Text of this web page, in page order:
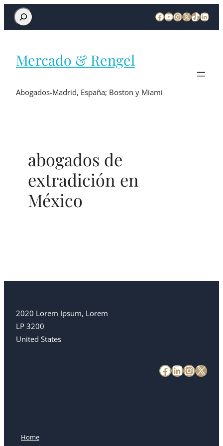
Mercado & Rengel
Abogados-Madrid, España; Boston y Miami
abogados de
extradición en
México
2020 Lorem Ipsum, Lorem
LP 3200
United States
Home